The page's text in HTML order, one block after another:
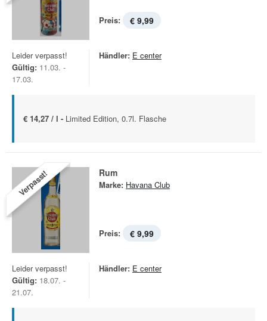
Preis: € 9,99
Leider verpasst!
Gültig: 11.03. -
17.03.
Händler: E center
€ 14,27 / l - Limited Edition, 0.7l. Flasche
Verpasst! Rum
Marke: Havana Club
Preis: € 9,99
Leider verpasst!
Gültig: 18.07. -
21.07.
Händler: E center